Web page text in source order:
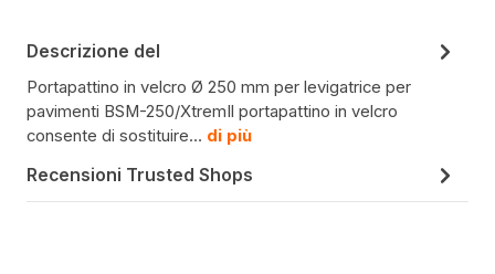
Descrizione del
Portapattino in velcro Ø 250 mm per levigatrice per
pavimenti BSM-250/XtremIl portapattino in velcro
consente di sostituire… di più
Recensioni Trusted Shops